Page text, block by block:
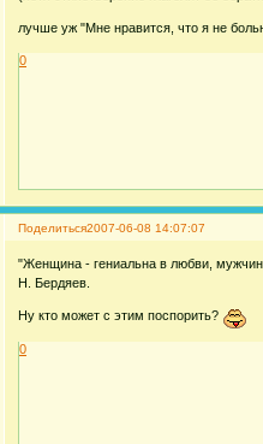
лучше уж "Мне нравится, что я не
0
Поделиться2007-06-08 14:07:07
"Женщина - гениальна в любви,
Н. Бердяев.
Ну кто может с этим поспорить?
0